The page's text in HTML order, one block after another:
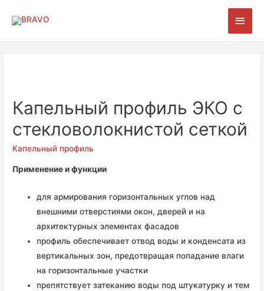
Капельный профиль ЭКО с
стекловолокнистой сеткой
Капельный профиль
Применение и функции
для армирования горизонтальных углов над
внешними отверстиями окон, дверей и на
архитектурных элементах фасадов
профиль обеспечивает отвод воды и конденсата из
вертикальных зон, предотвращая попадание влаги
на горизонтальные участки
препятствует затеканию воды под штукатурку и тем